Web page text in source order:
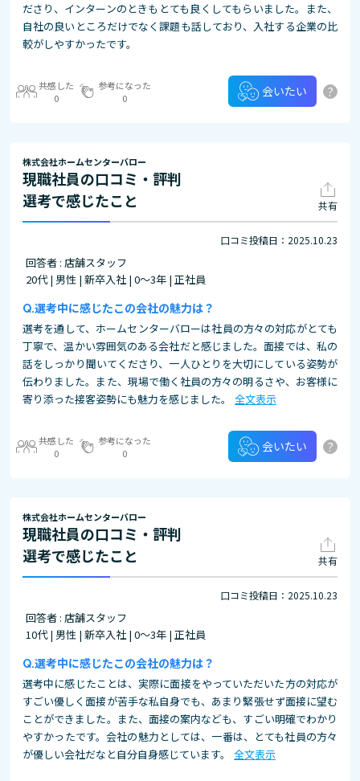
ださり、インターンのときもとても良くしてもらいました。また、
自社の良いところだけでなく課題も話しており、入社する企業の比
較がしやすかったです。
共感した
0
参考になった
0
会いたい ?
株式会社ホームセンターバロー
現職社員の口コミ・評判
選考で感じたこと
共有
口コミ投稿日：2025.10.23
回答者 : 店舗スタッフ
20代 | 男性 | 新卒入社 | 0～3年 | 正社員
選考中に感じたこの会社の魅力は？
選考を通して、ホームセンターバローは社員の方々の対応がとても
丁寧で、温かい雰囲気のある会社だと感じました。面接では、私の
話をしっかり聞いてくださり、一人ひとりを大切にしている姿勢が
伝わりました。また、現場で働く社員の方々の明るさや、お客様に
寄り添った接客姿勢にも魅力を感じました。
全文表示
共感した
0
参考になった
0
会いたい ?
株式会社ホームセンターバロー
現職社員の口コミ・評判
選考で感じたこと
共有
口コミ投稿日：2025.10.23
回答者 : 店舗スタッフ
10代 | 男性 | 新卒入社 | 0～3年 | 正社員
選考中に感じたこの会社の魅力は？
選考中に感じたことは、実際に面接をやっていただいた方の対応が
すごい優しく面接が苦手な私自身でも、あまり緊張せず面接に望む
ことができました。また、面接の案内なども、すごい明確でわかり
やすかったです。会社の魅力としては、一番は、とても社員の方々
が優しい会社だなと自分自身感じています。
全文表示